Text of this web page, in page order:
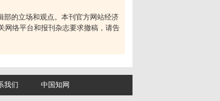
部的立场和观点。本刊官方网站经济
网络平台和报刊杂志要求撤稿，请告
我们 中国知网